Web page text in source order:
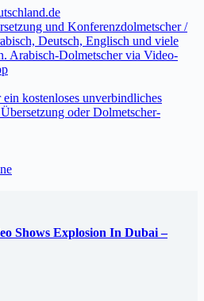
und Konferenzdolmetscher /
Deutsch, Englisch und viele
Arabisch-Dolmetscher via Video-
kostenloses unverbindliches
oder Dolmetscher-
Shows Explosion In Dubai –